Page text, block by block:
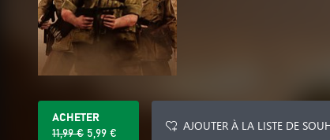
ACHETER
11,99 € 5,99 €
AJOUTER À LA LISTE DE